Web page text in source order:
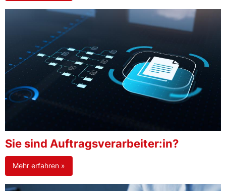
Sie sind Auftragsverarbeiter:in?
Mehr erfahren »